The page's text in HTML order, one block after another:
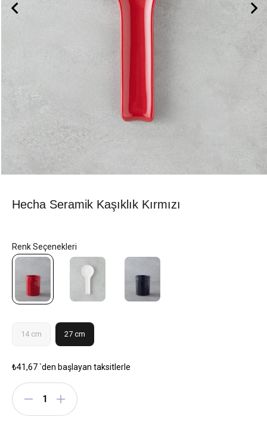
Hecha Seramik Kaşıklık Kırmızı
14 cm 27 cm
₺41,67`den başlayan taksitlerle